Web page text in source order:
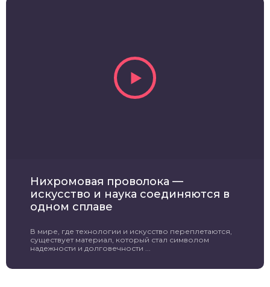
Нихромовая проволока —
искусство и наука соединяются в
одном сплаве
В мире, где технологии и искусство переплетаются,
существует материал, который стал символом
надежности и долговечности ...